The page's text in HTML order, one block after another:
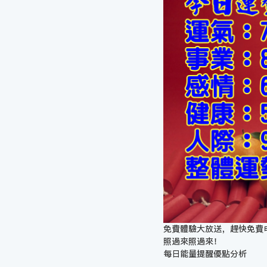
免費體驗大放送，趕快免費
照過來照過來！
每日能量提醒優點分析